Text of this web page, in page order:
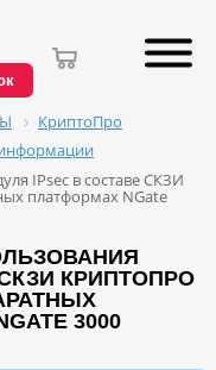
КриптоПро
IPsec в составе СКЗИ
платформах NGate
КРИПТОПРО
3000